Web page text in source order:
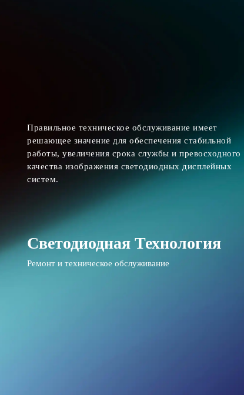
Правильное техническое обслуживание имеет
решающее значение для обеспечения стабильной
работы, увеличения срока службы и превосходного
качества изображения светодиодных дисплейных
систем.
Светодиодная Технология
Ремонт и техническое обслуживание